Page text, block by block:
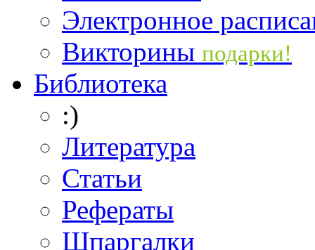
Электронное
Викторины подарки!
Библиотека
:)
Литература
Статьи
Рефераты
Шпаргалки